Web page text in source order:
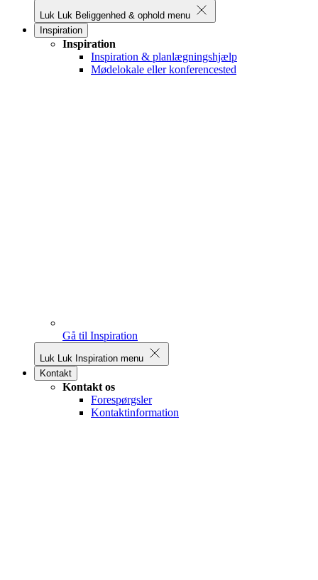
Luk Luk Beliggenhed & ophold menu
Inspiration
Inspiration
Inspiration & planlægningshjælp
Mødelokale eller konferencested
Gå til Inspiration
Luk Luk Inspiration menu
Kontakt
Kontakt os
Forespørgsler
Kontaktinformation